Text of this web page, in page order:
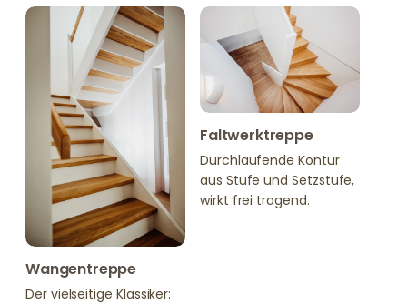
Wangentreppe
Der vielseitige Klassiker:
Faltwerktreppe
Durchlaufende Kontur
aus Stufe und Setzstufe,
wirkt frei tragend.